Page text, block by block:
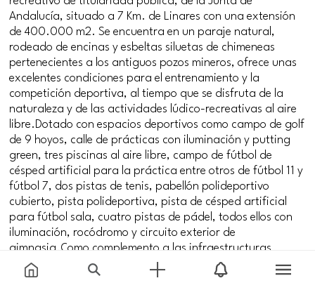
Andalucía, situado a 7 Km. de Linares con una extensión
de 400.000 m2. Se encuentra en un paraje natural,
rodeado de encinas y esbeltas siluetas de chimeneas
pertenecientes a los antiguos pozos mineros, ofrece unas
excelentes condiciones para el entrenamiento y la
competición deportiva, al tiempo que se disfruta de la
naturaleza y de las actividades lúdico-recreativas al aire
libre.Dotado con espacios deportivos como campo de golf
de 9 hoyos, calle de prácticas con iluminación y putting
green, tres piscinas al aire libre, campo de fútbol de
césped artificial para la práctica entre otros de fútbol 11 y
fútbol 7, dos pistas de tenis, pabellón polideportivo
cubierto, pista polideportiva, pista de césped artificial
para fútbol sala, cuatro pistas de pádel, todos ellos con
iluminación, rocódromo y circuito exterior de
gimnasia.Como complemento a las infraestructuras
deportivas ofrece alojamiento en ocho cabañas de
madera, completamente equipadas (cuatro de ellas con